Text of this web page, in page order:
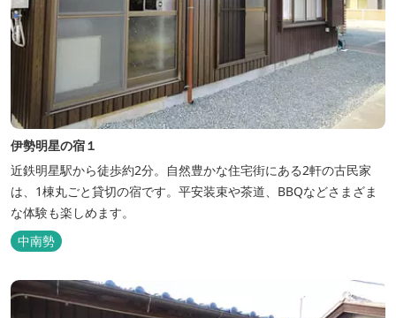
伊勢明星の宿１
近鉄明星駅から徒歩約2分。自然豊かな住宅街にある2軒の古民家
は、1棟丸ごと貸切の宿です。平安装束や茶道、BBQなどさまざま
な体験も楽しめます。
中南勢